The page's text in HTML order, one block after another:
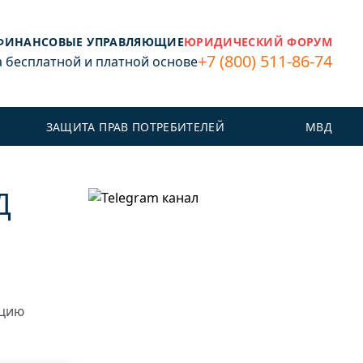
УПРАВЛЯЮЩИЕЮРИДИЧЕСКИЙ ФОРУМ
и платной основе+7 (800) 511-86-74
ЗАЩИТА ПРАВ ПОТРЕБИТЕЛЕЙ МВД